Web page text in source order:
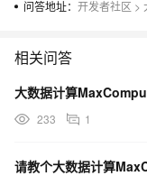
问答地址： 开发者社区 >
相关问答
233 1